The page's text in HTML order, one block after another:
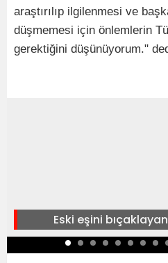
araştırılıp ilgilenmesi ve
düşmemesi için önlemlerin
gerektiğini düşünüyorum."
Eski eşini